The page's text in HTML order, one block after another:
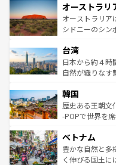
部のニューオー
文化が魅力。旅
しみながら、そ
ならではの贅沢な旅のス
情報はコンテン
ワイ島は見逃せ
島だが、静かな
おすすめ。エメ
れるおもてなし
人々、おいしい
ク、伝統的なフ
ワイを、存分に味わってほ
はコンテンツ一
オーストラリ
オーストラリア
シドニーのシン
リアリーフや大
ク）、タスマニ
ど、見どころが
いる。アクティ
ビング、ハイキ
い。オーストラ
参照してほしい。
台湾
日本から約４時
自然が織りなす
ン）、静ひつな
と山間の静けさ
驚きをもたらし
容にもいいと評
が
照してほしい。
韓国
歴史ある王朝文
-POPで世界を
き、地方に足を
できる。そして
まで、さまざま
ベトナム
豊かな自然と多
く伸びる国土に